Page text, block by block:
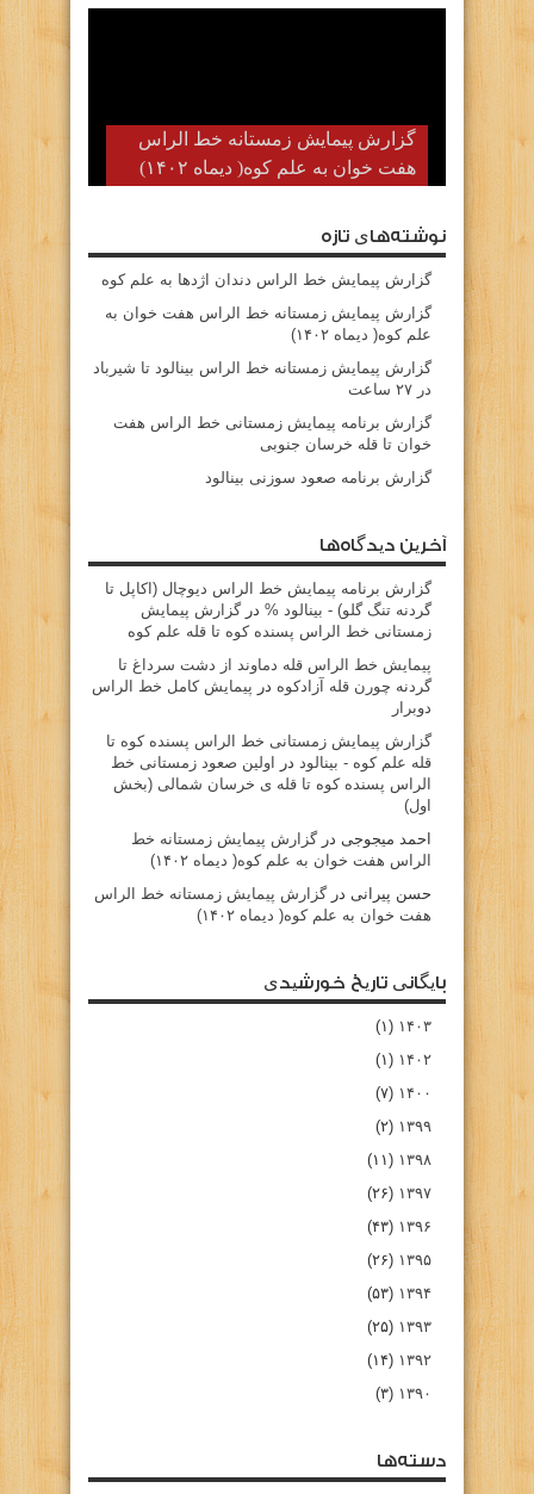
گزارش پیمایش زمستانه خط الراس
هفت خوان به علم کوه( دیماه ۱۴۰۲)
نوشته‌های تازه
گزارش پیمایش خط الراس دندان اژدها به علم کوه
گزارش پیمایش زمستانه خط الراس هفت خوان به
علم کوه( دیماه ۱۴۰۲)
گزارش پیمایش زمستانه خط الراس بینالود تا شیرباد
در ۲۷ ساعت
گزارش برنامه پیمایش زمستانی خط الراس هفت
خوان تا قله خرسان جنوبی
گزارش برنامه صعود سوزنی بینالود
آخرین دیدگاه‌ها
گزارش برنامه پيمايش خط الراس ديوچال (اكاپل تا
گردنه تنگ گلو) - بينالود % درگزارش پیمایش
زمستانی خط الراس پسنده کوه تا قله علم کوه
پيمايش خط الراس قله دماوند از دشت سرداغ تا
گردنه چورن قله آزادكوه در پیمایش کامل خط الراس
دوبرار
گزارش پیمایش زمستانی خط الراس پسنده کوه تا
قله علم کوه - بينالود در
اولین صعود زمستانی خط
الراس پسنده کوه تا قله ی خرسان شمالی (بخش
اول)
احمد میجوجی درگزارش پیمایش زمستانه خط
الراس هفت خوان به علم کوه( دیماه ۱۴۰۲)
حسن پیرانی درگزارش پیمایش زمستانه خط الراس
هفت خوان به علم کوه( دیماه ۱۴۰۲)
بایگانی تاریخ خورشیدی
۱۴۰۳ (۱)
۱۴۰۲ (۱)
۱۴۰۰ (۷)
۱۳۹۹ (۲)
۱۳۹۸ (۱۱)
۱۳۹۷ (۲۶)
۱۳۹۶ (۴۳)
۱۳۹۵ (۲۶)
۱۳۹۴ (۵۳)
۱۳۹۳ (۲۵)
۱۳۹۲ (۱۴)
۱۳۹۰ (۳)
دسته‌ها